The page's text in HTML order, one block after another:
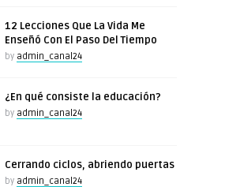
12 Lecciones Que La Vida Me
Enseñó Con El Paso Del Tiempo
by admin_canal24
¿En qué consiste la educación?
by admin_canal24
Cerrando ciclos, abriendo puertas
by admin_canal24